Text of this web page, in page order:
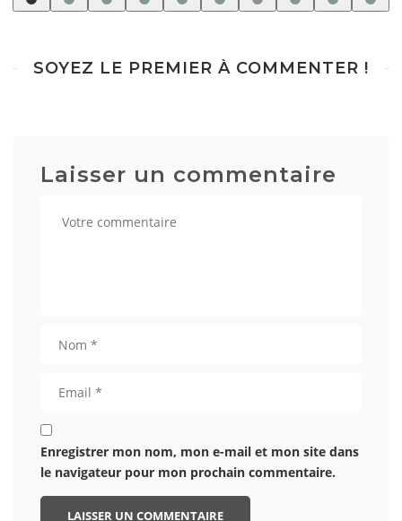
SOYEZ LE PREMIER À COMMENTER !
Laisser un commentaire
Enregistrer mon nom, mon e-mail et mon site dans
le navigateur pour mon prochain commentaire.